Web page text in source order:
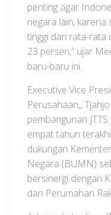
penting agar
negara lain, karena
tinggi dari rata-rata
23 persen,” ujar
baru-baru ini.
Executive Vice
Perusahaan,,
pembangunan
empat tahun
dukungan
Negara (BUMN)
bersinergi dengan
dan Perumahan